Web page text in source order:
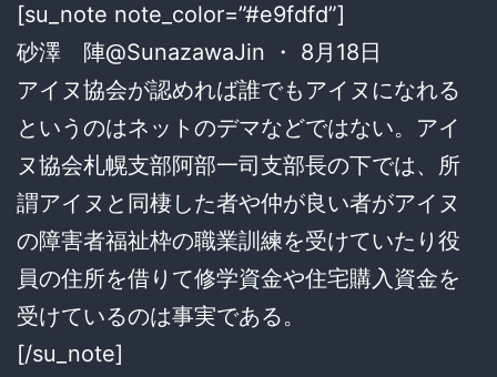
[su_note note_color=”#e9fdfd”]
砂澤 陣@SunazawaJin ・ 8月18日
アイヌ協会が認めれば誰でもアイヌになれる
というのはネットのデマなどではない。アイ
ヌ協会札幌支部阿部一司支部長の下では、所
謂アイヌと同棲した者や仲が良い者がアイヌ
の障害者福祉枠の職業訓練を受けていたり役
員の住所を借りて修学資金や住宅購入資金を
受けているのは事実である。
[/su_note]